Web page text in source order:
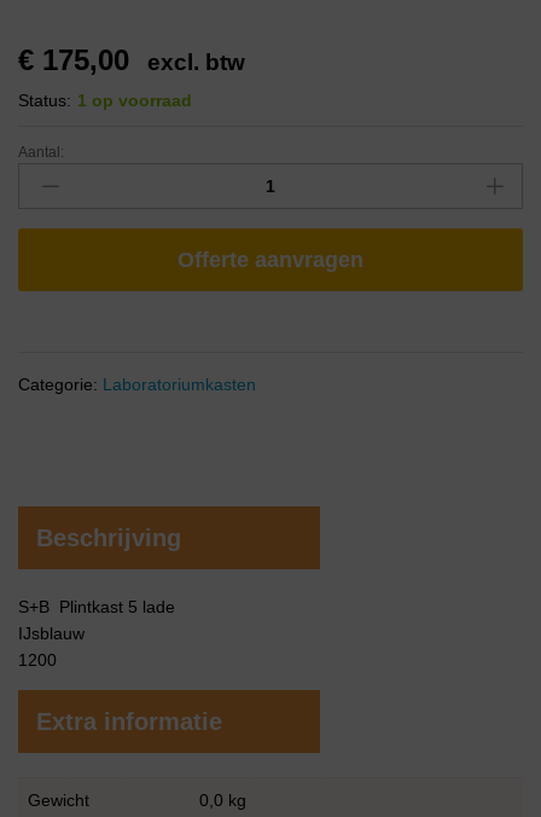
€ 175,00 excl. btw
Status: 1 op voorraad
Aantal:
Offerte aanvragen
Categorie: Laboratoriumkasten
Beschrijving
S+B Plintkast 5 lade
IJsblauw
1200
Extra informatie
Gewicht 0,0 kg